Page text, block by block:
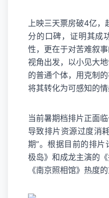
上映三天票房破4亿
分的口碑，证明其成
性，更在于对苦难叙
视角出发，以小见大
的普通个体，用克制
将其转化为可感知的情
当前暑期档排片正面
导致排片资源过度消
期”。根据目前的排
极岛》和成龙主演的
《南京照相馆》热度的